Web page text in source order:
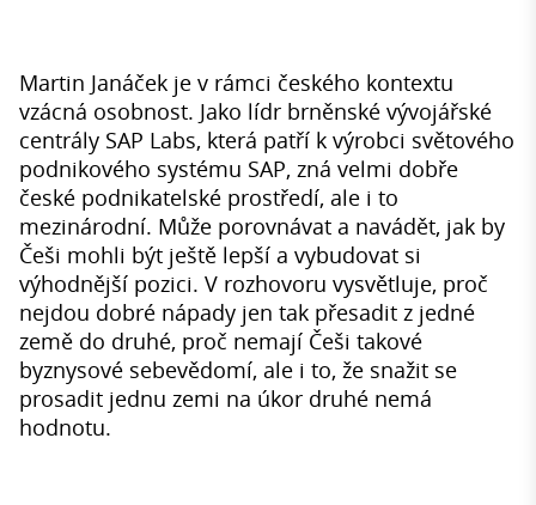
Martin Janáček je v rámci českého kontextu
vzácná osobnost. Jako lídr brněnské vývojářské
centrály SAP Labs, která patří k výrobci světového
podnikového systému SAP, zná velmi dobře
české podnikatelské prostředí, ale i to
mezinárodní. Může porovnávat a navádět, jak by
Češi mohli být ještě lepší a vybudovat si
výhodnější pozici. V rozhovoru vysvětluje, proč
nejdou dobré nápady jen tak přesadit z jedné
země do druhé, proč nemají Češi takové
byznysové sebevědomí, ale i to, že snažit se
prosadit jednu zemi na úkor druhé nemá
hodnotu.